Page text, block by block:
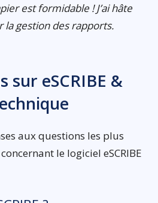
est formidable ! J’ai hâte
la gestion des rapports.
sur eSCRIBE &
aux questions les plus
le logiciel eSCRIBE